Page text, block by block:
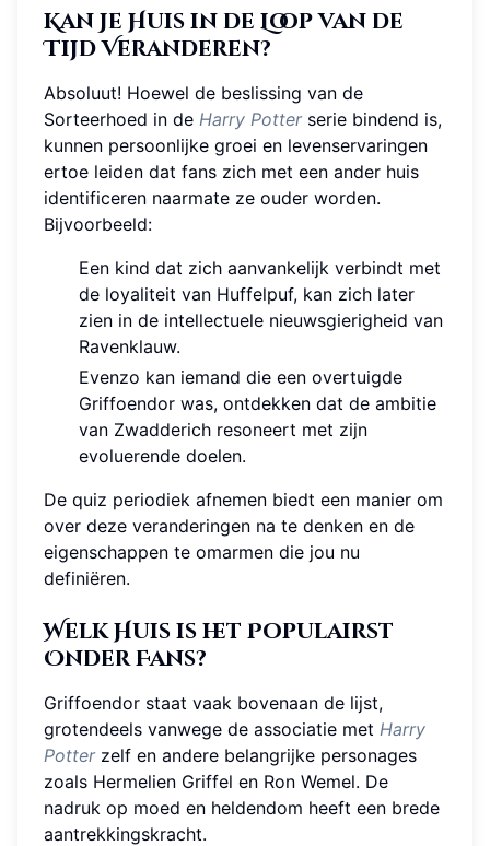
Kan Je Huis in de Loop van de
Tijd Veranderen?
Absoluut! Hoewel de beslissing van de
Sorteerhoed in de Harry Potterserie bindend is,
kunnen persoonlijke groei en levenservaringen
ertoe leiden dat fans zich met een ander huis
identificeren naarmate ze ouder worden.
Bijvoorbeeld:
Een kind dat zich aanvankelijk verbindt met
de loyaliteit van Huffelpuf, kan zich later
zien in de intellectuele nieuwsgierigheid van
Ravenklauw.
Evenzo kan iemand die een overtuigde
Griffoendor was, ontdekken dat de ambitie
van Zwadderich resoneert met zijn
evoluerende doelen.
De quiz periodiek afnemen biedt een manier om
over deze veranderingen na te denken en de
eigenschappen te omarmen die jou nu
definiëren.
Welk Huis is het Populairst
Onder Fans?
Griffoendor staat vaak bovenaan de lijst,
grotendeels vanwege de associatie met Harry
Potterzelf en andere belangrijke personages
zoals Hermelien Griffel en Ron Wemel. De
nadruk op moed en heldendom heeft een brede
aantrekkingskracht.